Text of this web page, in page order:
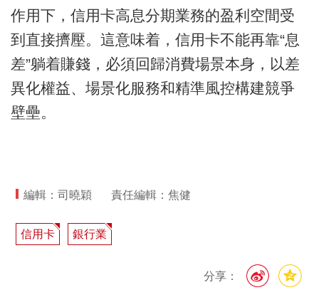
作用下，信用卡高息分期業務的盈利空間受
到直接擠壓。這意味着，信用卡不能再靠“息
差”躺着賺錢，必須回歸消費場景本身，以差
異化權益、場景化服務和精準風控構建競爭
壁壘。
編輯：司曉穎 責任編輯：焦健
信用卡 銀行業
分享：